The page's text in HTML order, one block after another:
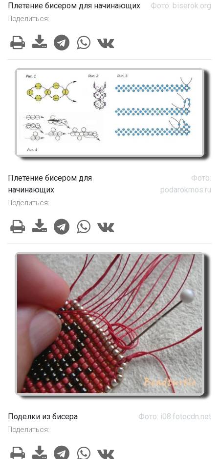
Плетение бисером для начинающих Фото: biserok.org
Поделиться:
Плетение бисером для
начинающих
Фото:
podarokmos.ru
Поделиться:
Поделки из бисера Фото: i08.fotocdn.net
Поделиться: